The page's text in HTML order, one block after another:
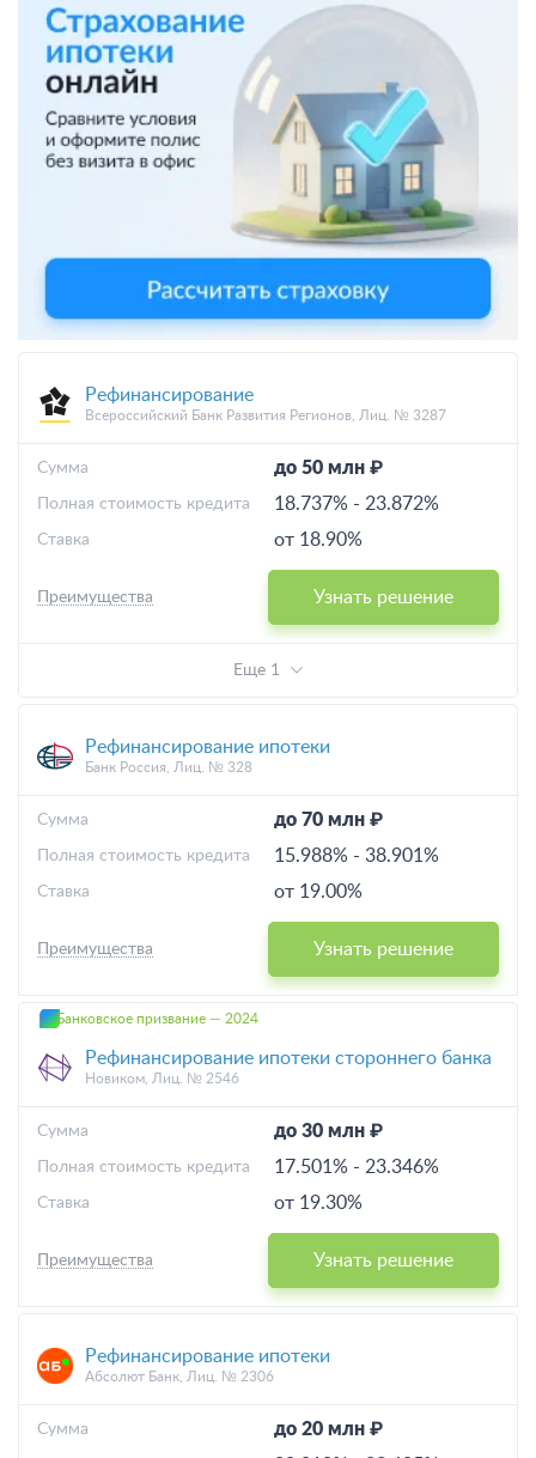
Рефинансирование
Всероссийский Банк Развития Регионов, Лиц. № 3287
до 50 млн ₽
Cумма
18.737% - 23.872%
Полная стоимость кредита
от 18.90%
Ставка
Узнать решение
Преимущества
Еще 1
Рефинансирование ипотеки
Банк Россия, Лиц. № 328
до 70 млн ₽
Cумма
15.988% - 38.901%
Полная стоимость кредита
от 19.00%
Ставка
Узнать решение
Преимущества
Банковское призвание — 2024
Рефинансирование ипотеки стороннего банка
Новиком, Лиц. № 2546
до 30 млн ₽
Cумма
17.501% - 23.346%
Полная стоимость кредита
от 19.30%
Ставка
Узнать решение
Преимущества
Рефинансирование ипотеки
Абсолют Банк, Лиц. № 2306
до 20 млн ₽
Cумма